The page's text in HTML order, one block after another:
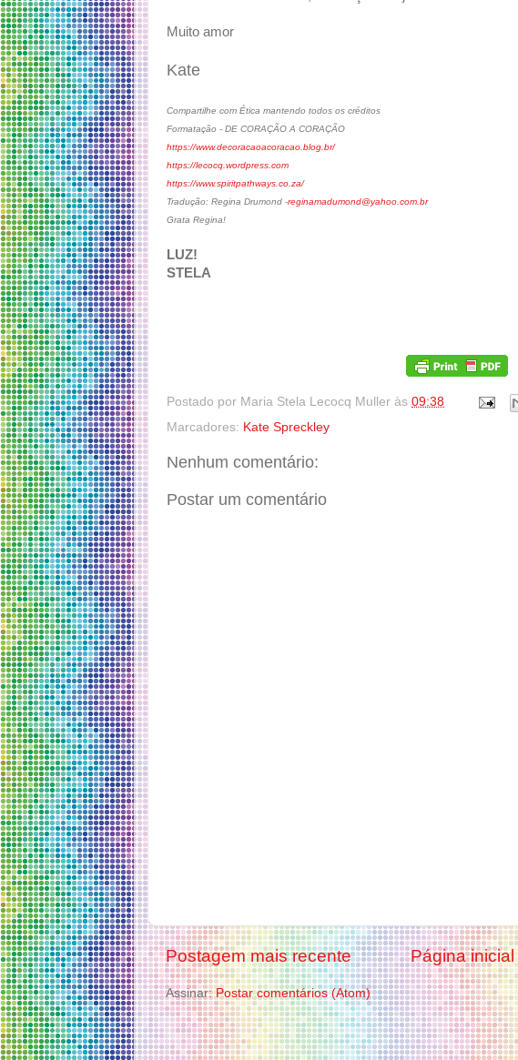
Muito amor
Kate
Compartilhe com Ética mantendo todos os créditos
Formatação - DE CORAÇÃO A CORAÇÃO
https://www.decoracaoacoracao.blog.br/
https://lecocq.wordpress.com
https://www.spiritpathways.co.za/
Tradução: Regina Drumond -reginamadumond@yahoo.com.br
Grata Regina!
LUZ!
STELA
Postado por Maria Stela Lecocq Muller às 09:38
Marcadores: Kate Spreckley
Nenhum comentário:
Postar um comentário
Postagem mais recente Página inicial
Assinar:Postar comentários (Atom)